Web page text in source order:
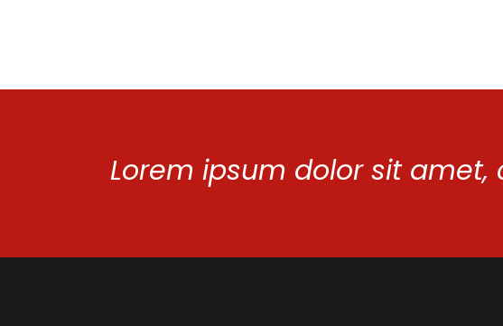
Lorem ipsum dolor sit